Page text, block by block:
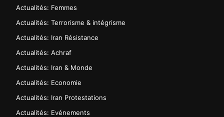
Actualités: Femmes
Actualités: Terrorisme & intégrisme
Actualités: Iran Résistance
Actualités: Achraf
Actualités: Iran & Monde
Actualités: Economie
Actualités: Iran Protestations
Actualités: Evénements